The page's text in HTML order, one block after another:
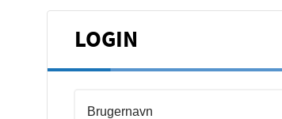
LOGIN
Brugernavn